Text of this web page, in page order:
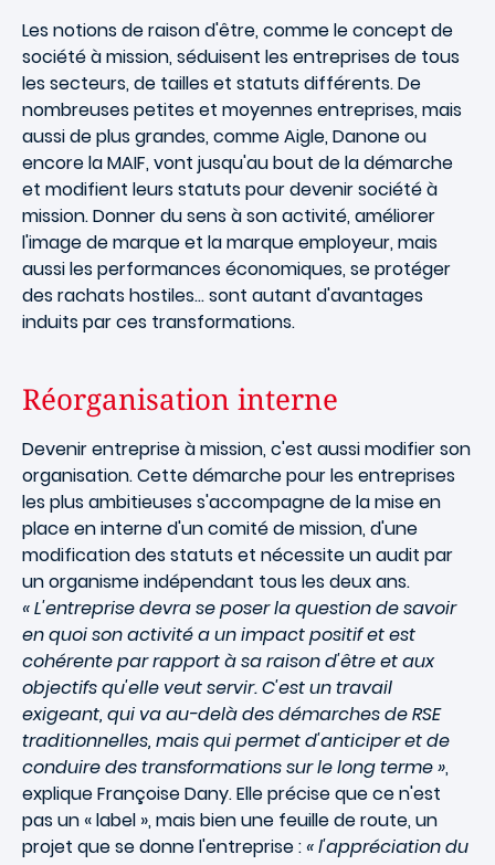
Les notions de raison d'être, comme le concept de
société à mission, séduisent les entreprises de tous
les secteurs, de tailles et statuts différents. De
nombreuses petites et moyennes entreprises, mais
aussi de plus grandes, comme Aigle, Danone ou
encore la MAIF, vont jusqu'au bout de la démarche
et modifient leurs statuts pour devenir société à
mission. Donner du sens à son activité, améliorer
l'image de marque et la marque employeur, mais
aussi les performances économiques, se protéger
des rachats hostiles… sont autant d'avantages
induits par ces transformations.
Réorganisation interne
Devenir entreprise à mission, c'est aussi modifier son
organisation. Cette démarche pour les entreprises
les plus ambitieuses s'accompagne de la mise en
place en interne d'un comité de mission, d'une
modification des statuts et nécessite un audit par
un organisme indépendant tous les deux ans.
« L'entreprise devra se poser la question de savoir
en quoi son activité a un impact positif et est
cohérente par rapport à sa raison d'être et aux
objectifs qu'elle veut servir. C'est un travail
exigeant, qui va au-delà des démarches de RSE
traditionnelles, mais qui permet d'anticiper et de
conduire des transformations sur le long terme »,
explique Françoise Dany. Elle précise que ce n'est
pas un « label », mais bien une feuille de route, un
projet que se donne l'entreprise :« l'appréciation du